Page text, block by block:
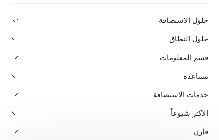
حلول الاستضافة
حلول النطاق
قسم المعلومات
مساعدة
خدمات الاستضافة
الأكثر شيوعاً
قارن